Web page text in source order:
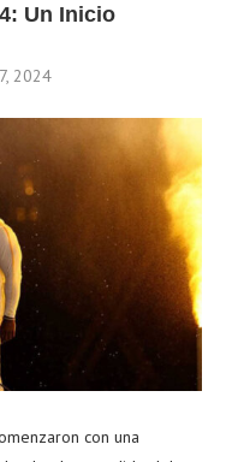
Un Inicio
2024
con una